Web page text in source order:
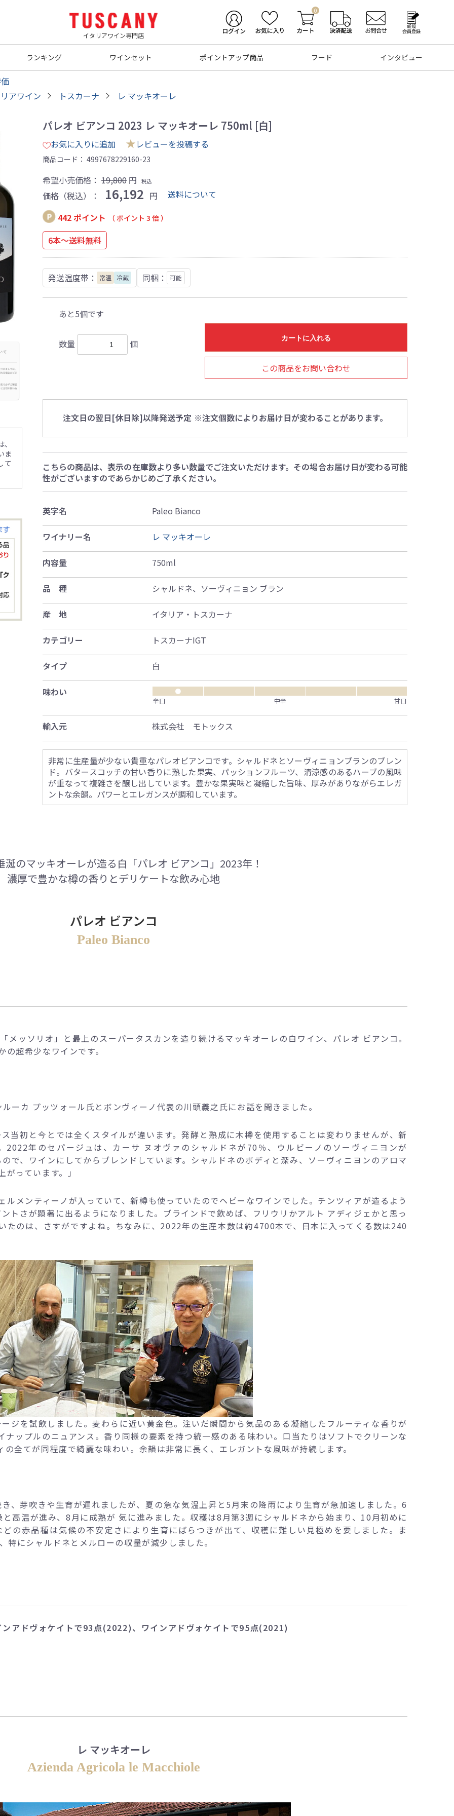
イタリアワイン専門店
0
ランキング ワインセット ポイントアップ商品 フード インタビュー
アワイン
トスカーナ レ マッキオーレ
ま
て
パレオ ビアンコ 2023 レ マッキオーレ 750ml [白]
お気に入りに追加 ★レビューを投稿する
商品コード： 4997678229160-23
希望小売価格： 19,800 円 税込
価格（税込）： 16,192 円
送料について
442 ポイント
（ ポイント 3 倍 ）
6本～送料無料
発送温度帯： 常温 冷蔵 同梱： 可能
あと5個です
数量 個 カートに入れる
この商品をお問い合わせ
注文日の翌日[休日除]以降発送予定 ※注文個数によりお届け日が変わることがあります。
こちらの商品は、表示の在庫数より多い数量でご注文いただけます。その場合お届け日が変わる可能
性がございますのであらかじめご了承ください。
英字名 Paleo Bianco
ワイナリー名 レ マッキオーレ
内容量 750ml
品 種 シャルドネ、ソーヴィニョン ブラン
産 地 イタリア・トスカーナ
カテゴリー トスカーナIGT
タイプ 白
味わい
●
辛口
中辛 甘口
輸入元 株式会社 モトックス
非常に生産量が少ない貴重なパレオビアンコです。シャルドネとソーヴィニョンブランのブレン
ド。バタースコッチの甘い香りに熟した果実、パッションフルーツ、清涼感のあるハーブの風味
が重なって複雑さを醸し出しています。豊かな果実味と凝縮した旨味、厚みがありながらエレガ
ントな余韻。パワーとエレガンスが調和しています。
涎のマッキオーレが造る白「パレオ ビアンコ」2023年！
濃厚で豊かな樽の香りとデリケートな飲み心地
パレオ ビアンコ
Paleo Bianco
メッソリオ」と最上のスーパータスカンを造り続けるマッキオーレの白ワイン、パレオ ビアンコ。
超希少なワインです。
ーカ プッツォール氏とボンヴィーノ代表の川頭義之氏にお話を聞きました。
当初と今とでは全くスタイルが違います。発酵と熟成に木樽を使用することは変わりませんが、新
2022年のセパージュは、カーサ ヌオヴァのシャルドネが70％、ウルビーノのソーヴィニヨンが
で、ワインにしてからブレンドしています。シャルドネのボディと深み、ソーヴィニヨンのアロマ
っています。」
メンティーノが入っていて、新樽も使っていたのでヘビーなワインでした。チンツィアが造るよう
トさが顕著に出るようになりました。ブラインドで飲めば、フリウリかアルト アディジェかと思っ
たのは、さすがですよね。ちなみに、2022年の生産本数は約4700本で、日本に入ってくる数は240
ジを試飲しました。麦わらに近い黄金色。注いだ瞬間から気品のある凝縮したフルーティな香りが
ップルのニュアンス。香り同様の要素を持つ統一感のある味わい。口当たりはソフトでクリーンな
全てが同程度で綺麗な味わい。余韻は非常に長く、エレガントな風味が持続します。
、芽吹きや生育が遅れましたが、夏の急な気温上昇と5月末の降雨により生育が急加速しました。6
高温が進み、8月に成熟が 気に進みました。収穫は8月第3週にシャルドネから始まり、10月初めに
の赤品種は気候の不安定さにより生育にばらつきが出て、収穫に難しい見極めを要しました。ま
にシャルドネとメルローの収量が減少しました。
アドヴォケイトで93点(2022)、ワインアドヴォケイトで95点(2021)
レ マッキオーレ
Azienda Agricola le Macchiole